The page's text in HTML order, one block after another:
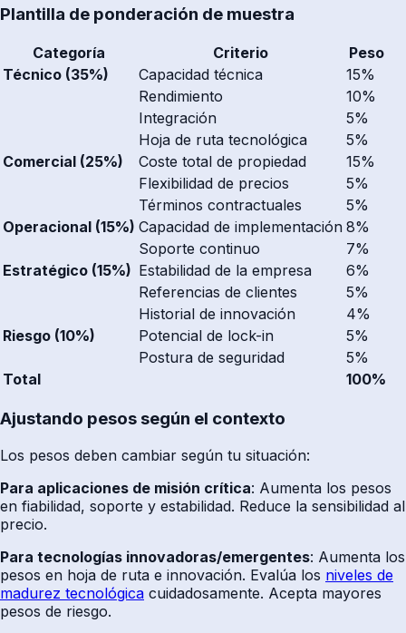
Plantilla de ponderación de muestra
Categoría Criterio
Peso
Técnico (35%)
Capacidad técnica
15%
Rendimiento
10%
Integración
5%
Hoja de ruta tecnológica
5%
Comercial (25%)
Coste total de propiedad
15%
Flexibilidad de precios
5%
Términos contractuales
5%
Operacional (15%) Capacidad de implementación 8%
Soporte continuo
7%
Estratégico (15%) Estabilidad de la empresa
6%
Referencias de clientes
5%
Historial de innovación
4%
Riesgo (10%)
Potencial de lock-in
5%
Postura de seguridad
5%
Total
100%
Ajustando pesos según el contexto
Los pesos deben cambiar según tu situación:
Para aplicaciones de misión crítica: Aumenta los pesos
en fiabilidad, soporte y estabilidad. Reduce la sensibilidad al
precio.
Para tecnologías innovadoras/emergentes: Aumenta los
pesos en hoja de ruta e innovación. Evalúa los niveles de
madurez tecnológica cuidadosamente. Acepta mayores
pesos de riesgo.